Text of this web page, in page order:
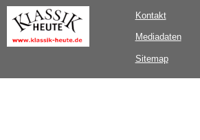
Kontakt
Mediadaten
Sitemap